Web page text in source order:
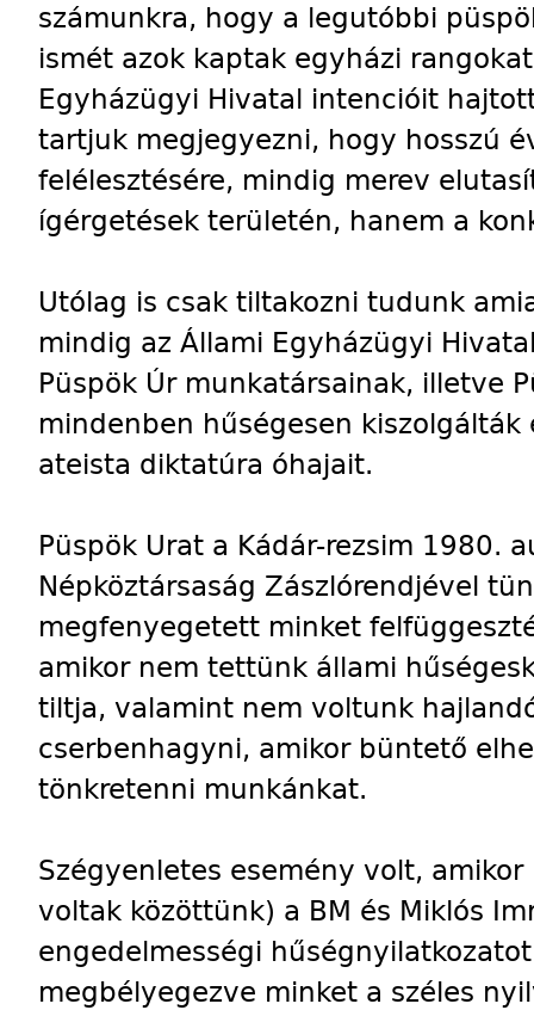
számunkra, hogy a legutóbbi
ismét azok kaptak egyházi
Egyházügyi Hivatal intencióit
tartjuk megjegyezni, hogy hosszú
felélesztésére, mindig merev
ígérgetések területén, hanem a
Utólag is csak tiltakozni tudunk
mindig az Állami Egyházügyi
Püspök Úr munkatársainak, illetve
mindenben hűségesen
ateista diktatúra óhajait.
Püspök Urat a Kádár-rezsim 1980.
Népköztársaság Zászlórendjével
megfenyegetett minket
amikor nem tettünk állami
tiltja, valamint nem voltunk
cserbenhagyni, amikor büntető
tönkretenni munkánkat.
Szégyenletes esemény volt,
voltak közöttünk) a BM és Miklós
engedelmességi
megbélyegezve minket a széles